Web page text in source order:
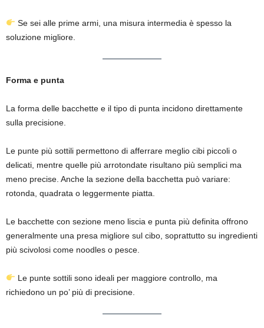
Se sei alle prime armi, una misura intermedia è spesso la
soluzione migliore.
Forma e punta
La forma delle bacchette e il tipo di punta incidono direttamente
sulla precisione.
Le punte più sottili permettono di afferrare meglio cibi piccoli o
delicati, mentre quelle più arrotondate risultano più semplici ma
meno precise. Anche la sezione della bacchetta può variare:
rotonda, quadrata o leggermente piatta.
Le bacchette con sezione meno liscia e punta più definita offrono
generalmente una presa migliore sul cibo, soprattutto su ingredienti
più scivolosi come noodles o pesce.
Le punte sottili sono ideali per maggiore controllo, ma
richiedono un po’ più di precisione.